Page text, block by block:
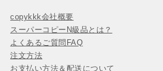
copykkk会社概要
スーパーコピーN級品とは？
よくあるご質問FAQ
注文方法
お支払い方法＆配送について